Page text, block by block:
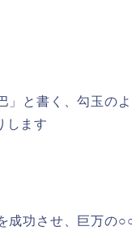
」と書く、勾玉の
します
成功させ、巨万の